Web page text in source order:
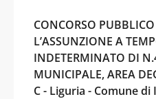
CONCORSO
L’ASSUNZIONE A
INDETERMINATO DI
MUNICIPALE, AREA
C - Liguria - Comune